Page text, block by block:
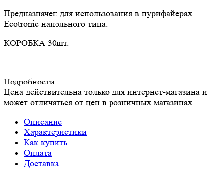
Предназначен для использования в пурифайерах
Ecotronic напольного типа.
КОРОБКА 30шт.
Подробности
Цена действительна только для интернет-магазина и
может отличаться от цен в розничных магазинах
Описание
Характеристики
Как купить
Оплата
Доставка